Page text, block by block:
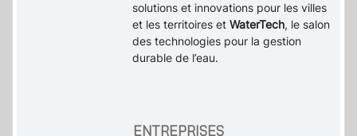
solutions et innovations pour les villes
et les territoires etWaterTech, le salon
des technologies pour la gestion
durable de l’eau.
ENTREPRISES